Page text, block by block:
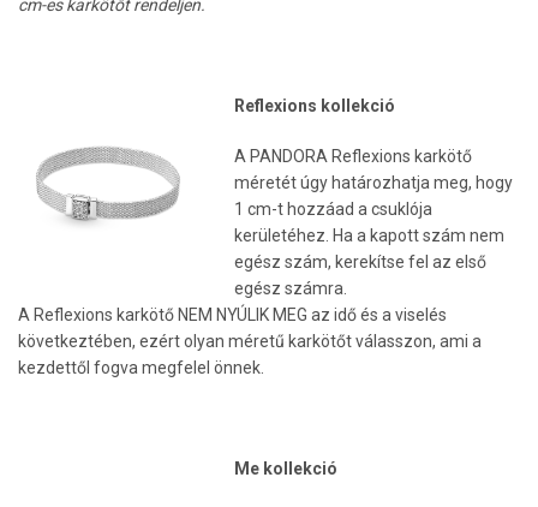
cm-es karkötőt rendeljen.
Reflexions kollekció
A PANDORA Reflexions karkötő
méretét úgy határozhatja meg, hogy
1 cm-t hozzáad a csuklója
kerületéhez. Ha a kapott szám nem
egész szám, kerekítse fel az első
egész számra.
A Reflexions karkötő NEM NYÚLIK MEG az idő és a viselés
következtében, ezért olyan méretű karkötőt válasszon, ami a
kezdettől fogva megfelel önnek.
Me kollekció